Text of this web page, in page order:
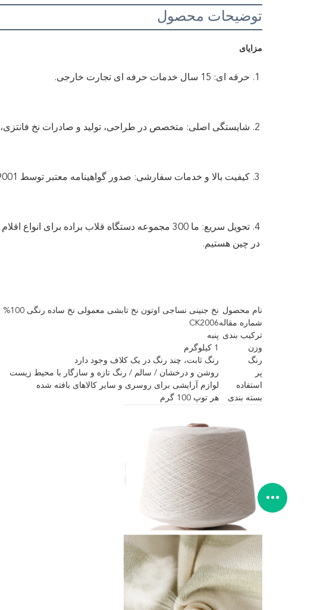
توضیحات محصول
مزایای
1. حرفه ای: 15 سال خدمات حرفه ای تجارت خارجی.
2. شایستگی اصلی: متخصص در طراحی، تولید و صادرات نخ فانتزی، کالاهای بافندگی و سوزن بافندگی.
3. کیفیت بالا و خدمات سفارشی: صدور گواهینامه معتبر توسط SGS، BV، BSCI، ISO9001، استاندارد OEKO-TEX (IIGrade) و غیره.
در چین هستیم.
نام محصول نخ جنینی نساجی اوتون نخ تابشی معمولی نخ ساده رنگی 100% نخ پنبه ای
شماره مقالهCK2006
ترکیب بندی پنبه
وزن
1 کیلوگرم
رنگ
رنگ ثابت، چند رنگ در یک کلاف وجود دارد
پر
روشن و درخشان / سالم / رنگ تازه و سازگار با محیط زیست
استفاده
لوازم آرایشی برای روسری و سایر کالاهای بافته شده
بسته بندی
هر توپ 100 گرم